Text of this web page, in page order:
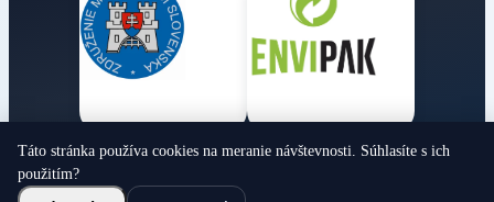
Obecné noviny
Táto stránka používa cookies na meranie návštevnosti. Súhlasíte s ich
použitím?